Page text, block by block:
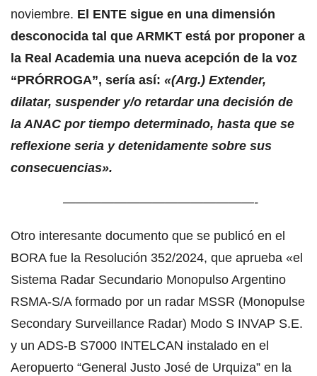
noviembre. El ENTE sigue en una dimensión
desconocida tal que ARMKT está por proponer a
la Real Academia una nueva acepción de la voz
“PRÓRROGA”, sería así: «(Arg.) Extender,
dilatar, suspender y/o retardar una decisión de
la ANAC por tiempo determinado, hasta que se
reflexione seria y detenidamente sobre sus
consecuencias».
———————————————-
Otro interesante documento que se publicó en el
BORA fue la Resolución 352/2024, que aprueba «el
Sistema Radar Secundario Monopulso Argentino
RSMA-S/A formado por un radar MSSR (Monopulse
Secondary Surveillance Radar) Modo S INVAP S.E.
y un ADS-B S7000 INTELCAN instalado en el
Aeropuerto “General Justo José de Urquiza” en la